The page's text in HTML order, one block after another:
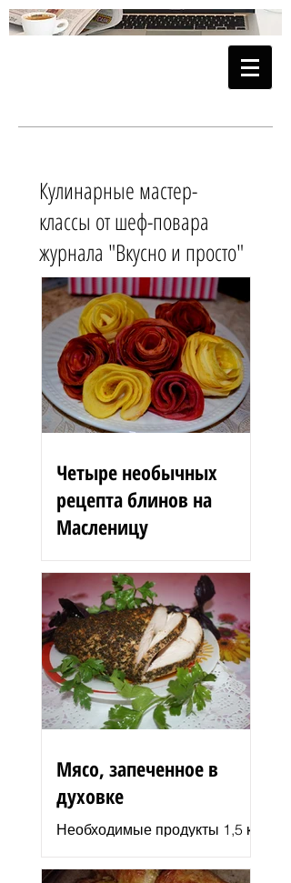
Кулинарные мастер-
классы от шеф-повара
журнала "Вкусно и просто"
Четыре необычных
рецепта блинов на
Масленицу
Блинные розы 1,5 стакана
муки 200 г вишен 125 мл
сыворотки 100 г сгущенного
молока 2 яйца 3 ст. л.
растительного масла 1 ст. л.
сахара...
Мясо, запеченное в
духовке
Необходимые продукты 1,5 кг
паприка смесь сухих